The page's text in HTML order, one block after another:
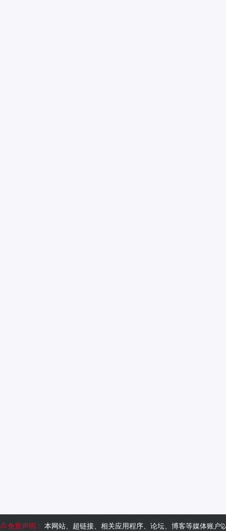
免责声明： 本网站、超链接、相关应用程序、论坛、博客等媒体账